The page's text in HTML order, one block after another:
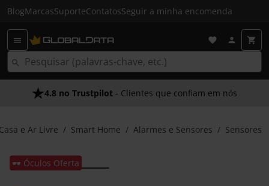
BlogMarcasSuporteContatosSeguir a minha encomenda
4.8 no Trustpilot - Clientes que confiam em nós
e Ar Livre Smart Home Alarmes e Sensores Sensores
🕶️ Óculos Oferta